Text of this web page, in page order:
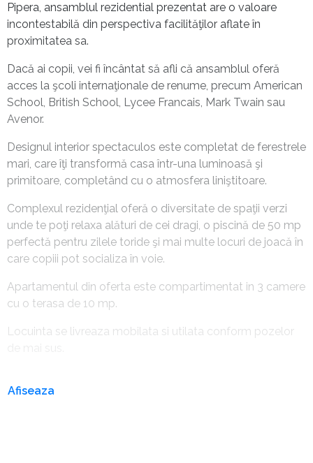
Pipera, ansamblul rezidential prezentat are o valoare
incontestabilă din perspectiva facilităţilor aflate în
proximitatea sa.
Dacă ai copii, vei fi încântat să afli că ansamblul oferă
acces la şcoli internaţionale de renume, precum American
School, British School, Lycee Francais, Mark Twain sau
Avenor.
Designul interior spectaculos este completat de ferestrele
mari, care îţi transformă casa într-una luminoasă şi
primitoare, completând cu o atmosfera liniştitoare.
Complexul rezidenţial oferă o diversitate de spaţii verzi
unde te poţi relaxa alături de cei dragi, o piscină de 50 mp
perfectă pentru zilele toride şi mai multe locuri de joacă în
care copiii pot socializa în voie.
Apartamentul din oferta este compartimentat in 3 camere
cu o terasa de 10 mp.
Locuinta se livreaza mobilata si utilata conform pozelor
Afiseaza